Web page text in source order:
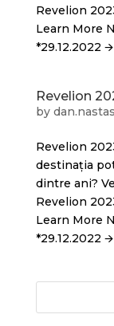
Revelion
Learn More
*29.12.2022
Revelion
by
Revelion
destinația
dintre ani?
Revelion
Learn More
*29.12.2022